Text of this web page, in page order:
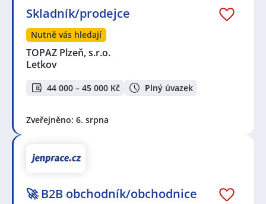
Skladník/prodejce
Nutně vás hledají
TOPAZ Plzeň, s.r.o.
Letkov
44 000 – 45 000 Kč Plný úvazek
Zveřejněno: 6. srpna
🚀 B2B obchodník/obchodnice